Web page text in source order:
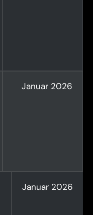
Januar 2026
Januar 2026